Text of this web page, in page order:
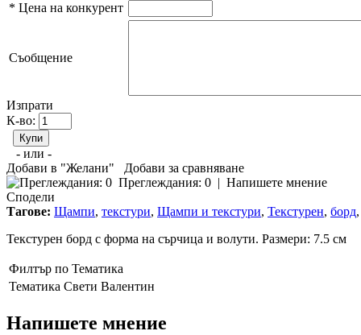
* Цена на конкурент
Съобщение
Изпрати
К-во:
- или -
Добави в "Желани"
Добави за сравняване
Преглеждания: 0 | Напишете мнение
Сподели
Тагове: Щампи, текстури, Щампи и текстури, Текстурен, борд,
Текстурен борд с форма на сърчица и волути. Размери: 7.5 см
Филтър по Тематика
Тематика Свети Валентин
Напишете мнение